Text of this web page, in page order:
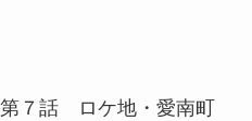
７話 ロケ地・愛南町